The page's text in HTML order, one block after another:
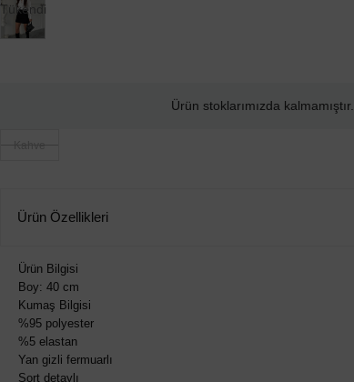
Tükendi
Ürün stoklarımızda kalmamıştır.
Ürün Özellikleri
Ürün Bilgisi
Boy: 40 cm
Kumaş Bilgisi
%95 polyester
%5 elastan
Yan gizli fermuarlı
Şort detaylı